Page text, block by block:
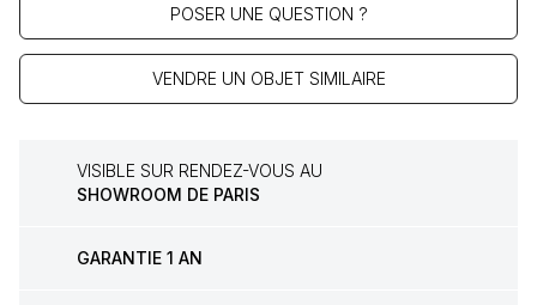
POSER UNE QUESTION ?
VENDRE UN OBJET SIMILAIRE
VISIBLE SUR RENDEZ-VOUS AU
SHOWROOM DE PARIS
GARANTIE 1 AN